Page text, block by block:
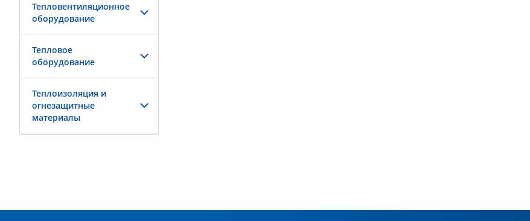
Тепловентиляционное
оборудование
Тепловое
оборудование
Теплоизоляция и
огнезащитные
материалы